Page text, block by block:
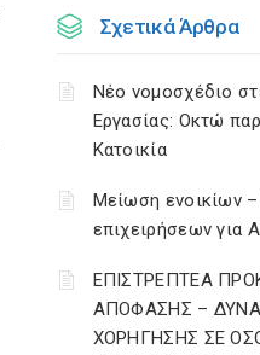
Σχετικά Άρθρα
Νέο νομοσχέδιο
Εργασίας: Οκτώ
Κατοικία
Μείωση ενοικίων
επιχειρήσεων για
ΕΠΙΣΤΡΕΠΤΕΑ
ΑΠΟΦΑΣΗΣ –
ΧΟΡΗΓΗΣΗΣ ΣΕ